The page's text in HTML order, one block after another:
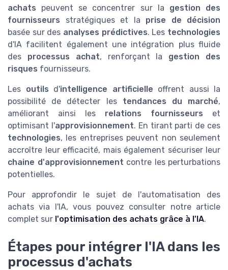
achats peuvent se concentrer sur la gestion des
fournisseurs stratégiques et la prise de décision
basée sur des analyses prédictives. Les technologies
d'IA facilitent également une intégration plus fluide
des processus achat, renforçant la gestion des
risques fournisseurs.
Les outils d'intelligence artificielle offrent aussi la
possibilité de détecter les tendances du marché,
améliorant ainsi les relations fournisseurs et
optimisant l'approvisionnement. En tirant parti de ces
technologies, les entreprises peuvent non seulement
accroître leur efficacité, mais également sécuriser leur
chaine d'approvisionnement contre les perturbations
potentielles.
Pour approfondir le sujet de l'automatisation des
achats via l'IA, vous pouvez consulter notre article
complet sur l'optimisation des achats grâce à l'IA.
Étapes pour intégrer l'IA dans les
processus d'achats